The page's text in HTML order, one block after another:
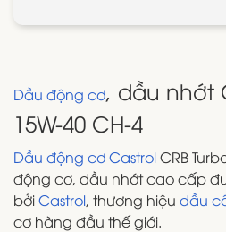
Dầu động cơ, dầu nhớt
15W-40 CH-4
Dầu động cơ CastrolCRB
động cơ, dầu nhớt cao cấp
bởiCastrol, thương hiệu dầu
cơ hàng đầu thế giới.